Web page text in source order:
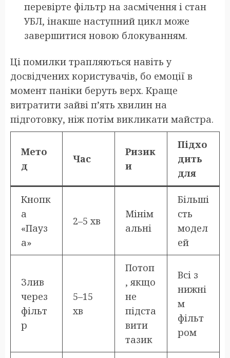
перевірте фільтр на засмічення і стан
УБЛ, інакше наступний цикл може
завершитися новою блокуванням.
Ці помилки трапляються навіть у
досвідчених користувачів, бо емоції в
момент паніки беруть верх. Краще
витратити зайві п’ять хвилин на
підготовку, ніж потім викликати майстра.
Мето
д
Час
Ризик
и
Підхо
дить
для
Кнопк
а
«Пауз
а»
2–5 хв
Мінім
альні
Більші
сть
модел
ей
Злив
через
фільт
р
5–15
хв
Потоп
, якщо
не
підста
вити
тазик
Всі з
нижні
м
фільт
ром